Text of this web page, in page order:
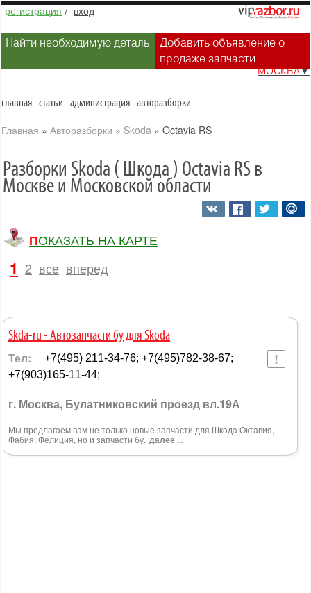
регистрация / вход
Найти необходимую деталь
Добавить объявление о
продаже запчасти
МОСКВА▼
главная статьи администрация авторазборки
Главная » Авторазборки » Skoda » Octavia RS
Разборки Skoda ( Шкода ) Octavia RS в
Москве и Московской области
ПОКАЗАТЬ НА КАРТЕ
1 2 все вперед
Skda-ru - Автозапчасти бу для Skoda
Тел:
+7(495) 211-34-76; +7(495)782-38-67;
+7(903)165-11-44;
г. Москва, Булатниковский проезд вл.19А
Мы предлагаем вам не только новые запчасти для Шкода Октавия,
Фабия, Фелиция, но и запчасти бу. далее ...